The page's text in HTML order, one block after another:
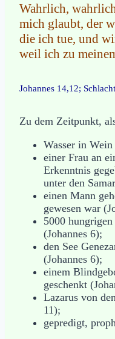
Wahrlich,
mich glaubt, der
die ich tue, und
weil ich zu
Johannes 14,12;
Zu dem Zeitpunkt,
Wasser in
einer Frau an
Erkenntnis
unter den
einen Mann
gewesen war
5000 hungrigen
(Johannes 6);
den See
(Johannes 6);
einem
geschenkt
Lazarus von
11);
gepredigt,